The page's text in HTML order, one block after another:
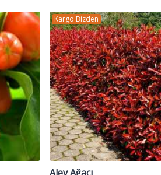
Kargo Bizden
Alev Ağacı